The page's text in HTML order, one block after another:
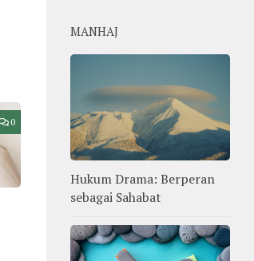
0
MANHAJ
Hukum Drama: Berperan
sebagai Sahabat